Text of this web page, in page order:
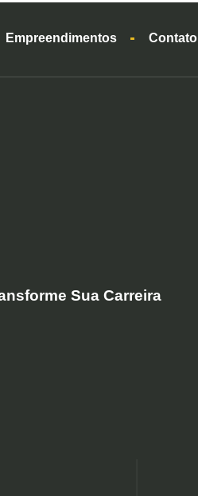
Empreendimentos Contato
Sua Carreira